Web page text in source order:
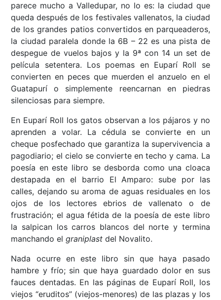
parece mucho a Valledupar, no lo es: la ciudad que
queda después de los festivales vallenatos, la ciudad
de los grandes patios convertidos en parqueaderos,
la ciudad paralela donde la 6B – 22 es una pista de
despegue de vuelos bajos y la 9ª con 14 un set de
película setentera. Los poemas en Euparí Roll se
convierten en peces que muerden el anzuelo en el
Guatapurí o simplemente reencarnan en piedras
silenciosas para siempre.
En Euparí Roll los gatos observan a los pájaros y no
aprenden a volar. La cédula se convierte en un
cheque posfechado que garantiza la supervivencia a
pagodiario; el cielo se convierte en techo y cama. La
poesía en este libro se desborda como una cloaca
destapada en el barrio El Amparo: sube por las
calles, dejando su aroma de aguas residuales en los
ojos de los lectores ebrios de vallenato o de
frustración; el agua fétida de la poesía de este libro
la salpican los carros blancos del norte y termina
manchando elgraniplast del Novalito.
Nada ocurre en este libro sin que haya pasado
hambre y frío; sin que haya guardado dolor en sus
fauces dentadas. En las páginas de Euparí Roll, los
viejos “eruditos” (viejos-menores) de las plazas y los